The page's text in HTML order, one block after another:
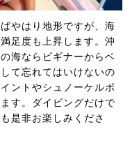
やはり地形ですが、海
足度も上昇します。沖
海ならビギナーからベ
て忘れてはいけないの
ントやシュノーケルポ
す。ダイビングだけで
是非お楽しみくださ